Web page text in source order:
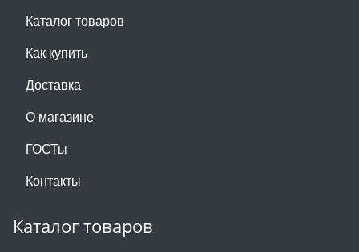
Каталог товаров
Как купить
Доставка
О магазине
ГОСТы
Контакты
Каталог товаров